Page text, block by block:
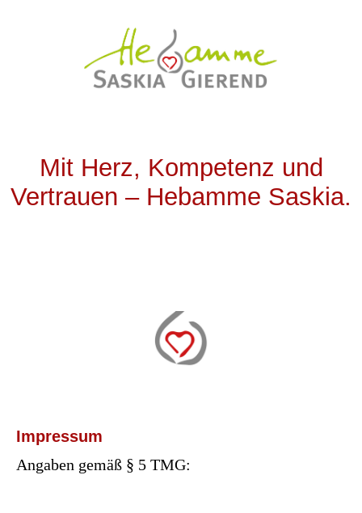
Mit Herz, Kompetenz und
Vertrauen – Hebamme Saskia.
Impressum
Angaben gemäß § 5 TMG: